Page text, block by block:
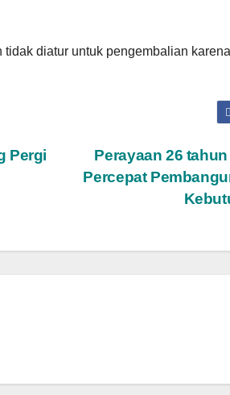
diatur untuk pengembalian
Perayaan 26
Percepat
Pergi